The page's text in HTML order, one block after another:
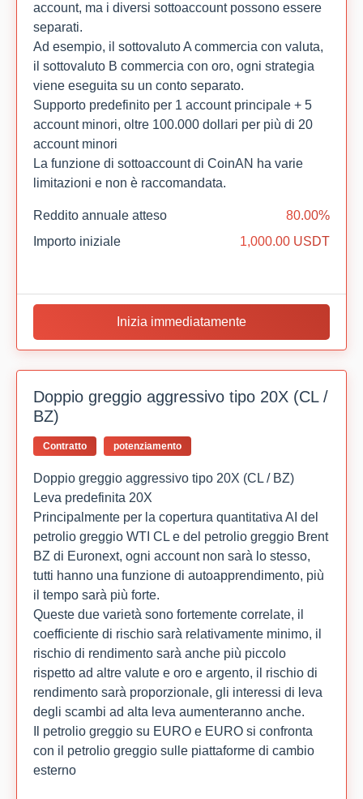
account, ma i diversi sottoaccount possono essere
separati.
Ad esempio, il sottovaluto A commercia con valuta,
il sottovaluto B commercia con oro, ogni strategia
viene eseguita su un conto separato.
Supporto predefinito per 1 account principale + 5
account minori, oltre 100.000 dollari per più di 20
account minori
La funzione di sottoaccount di CoinAN ha varie
limitazioni e non è raccomandata.
Reddito annuale atteso
80.00%
Importo iniziale
1,000.00 USDT
Inizia immediatamente
Doppio greggio aggressivo tipo 20X (CL /
BZ)
Contratto potenziamento
Doppio greggio aggressivo tipo 20X (CL / BZ)
Leva predefinita 20X
Principalmente per la copertura quantitativa AI del
petrolio greggio WTI CL e del petrolio greggio Brent
BZ di Euronext, ogni account non sarà lo stesso,
tutti hanno una funzione di autoapprendimento, più
il tempo sarà più forte.
Queste due varietà sono fortemente correlate, il
coefficiente di rischio sarà relativamente minimo, il
rischio di rendimento sarà anche più piccolo
rispetto ad altre valute e oro e argento, il rischio di
rendimento sarà proporzionale, gli interessi di leva
degli scambi ad alta leva aumenteranno anche.
Il petrolio greggio su EURO e EURO si confronta
con il petrolio greggio sulle piattaforme di cambio
esterno